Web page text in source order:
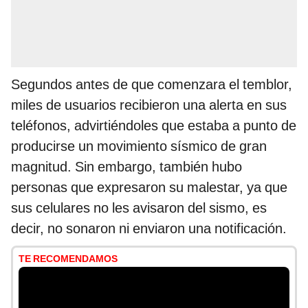
Segundos antes de que comenzara el temblor,
miles de usuarios recibieron una alerta en sus
teléfonos, advirtiéndoles que estaba a punto de
producirse un movimiento sísmico de gran
magnitud. Sin embargo, también hubo
personas que expresaron su malestar, ya que
sus celulares no les avisaron del sismo, es
decir, no sonaron ni enviaron una notificación.
TE RECOMENDAMOS